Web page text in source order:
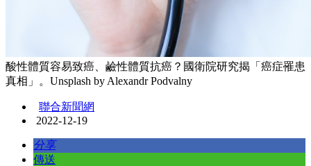
酸性體質容易致癌、鹼性體質抗癌？國衛院研究揭「癌症罹患
真相」。Unsplash by Alexandr Podvalny
聯合新聞網
2022-12-19
分享
傳送